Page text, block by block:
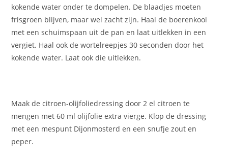
kokende water onder te dompelen. De blaadjes moeten
frisgroen blijven, maar wel zacht zijn. Haal de boerenkool
met een schuimspaan uit de pan en laat uitlekken in een
vergiet. Haal ook de wortelreepjes 30 seconden door het
kokende water. Laat ook die uitlekken.
Maak de citroen-olijfoliedressing door 2 el citroen te
mengen met 60 ml olijfolie extra vierge. Klop de dressing
met een mespunt Dijonmosterd en een snufje zout en
peper.